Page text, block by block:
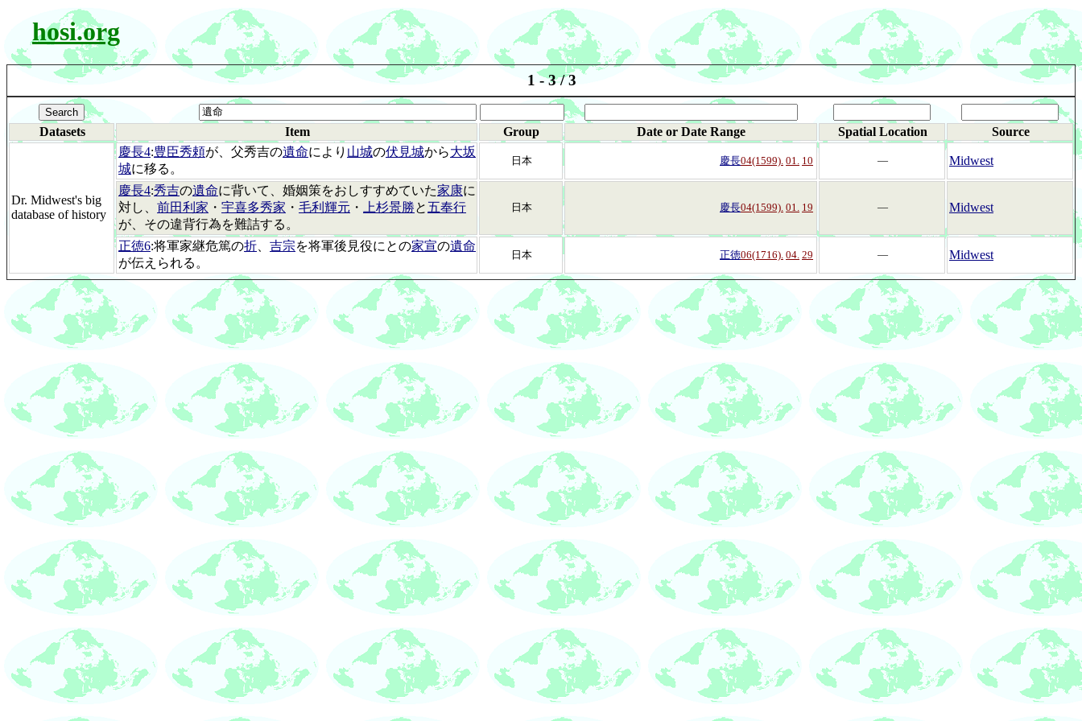
hosi.org
1 - 3 / 3
Datasets Item Group Date or Date Range Spatial Location Source
Dr. Midwest's big
database of history
慶長4:豊臣秀頼が、父秀吉の遺命により 山城の伏見城から大坂
城に移る。
日本 慶長04(1599). 01. 10 ― Midwest
慶長4:秀吉の遺命に背いて、婚姻策をおしすすめていた家康に
対し、 前田利家 ・ 宇喜多秀家 ・ 毛利輝元 ・ 上杉景勝と 五奉行
が、その違背行為を難詰する。
日本 慶長04(1599). 01. 19 ― Midwest
正徳6:将軍家継危篤の折 吉宗を将軍後見役にとの家宣の遺命
が伝えられる。
日本 正徳06(1716). 04. 29 ― Midwest